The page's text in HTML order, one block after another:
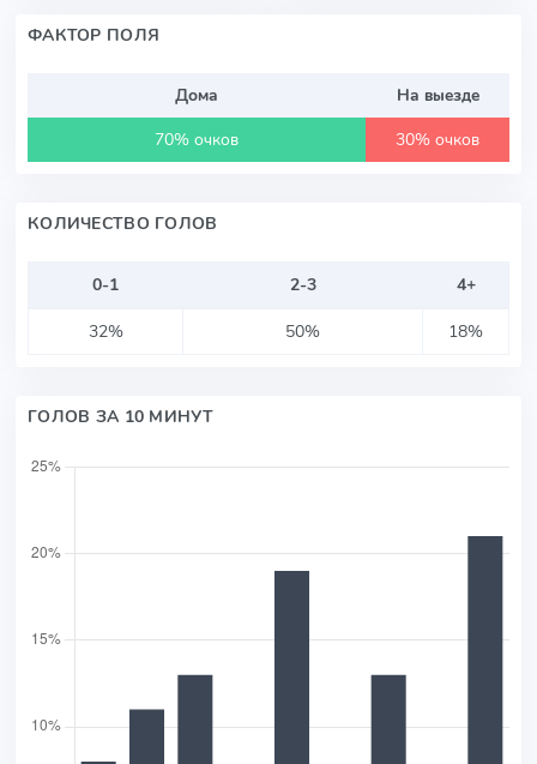
ФАКТОР ПОЛЯ
Дома
На выезде
70% очков
30% очков
КОЛИЧЕСТВО ГОЛОВ
0-1 2-3
4+
32%
50% 18%
ГОЛОВ ЗА 10 МИНУТ